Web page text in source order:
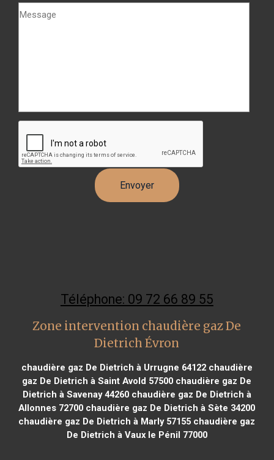
Téléphone: 09 72 66 89 55
Zone intervention chaudière gaz De
Dietrich Évron
chaudière gaz De Dietrich à Urrugne 64122chaudière
gaz De Dietrich à Saint Avold 57500 chaudière gaz De
Dietrich à Savenay 44260chaudière gaz De Dietrich à
Allonnes 72700 chaudière gaz De Dietrich à Sète 34200
chaudière gaz De Dietrich à Marly 57155 chaudière gaz
De Dietrich à Vaux le Pénil 77000